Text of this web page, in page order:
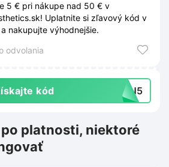
5 € pri nákupe nad 50 € v
Uplatnite si zľavový kód v
nakupujte výhodnejšie.
odvolania
kód RON5
platnosti, niektoré